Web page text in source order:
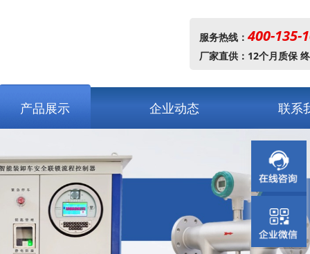
服务热线： 400-135-
厂家直供：12个月质保
产品展示 企业动态 联系